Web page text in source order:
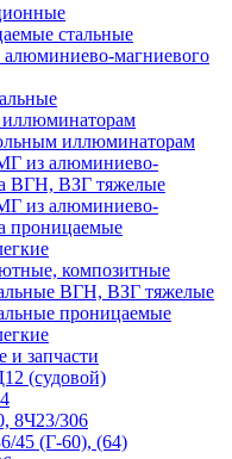
стальные
магниевого
иллюминаторам
из алюминиево-
ВГН, ВЗГ тяжелые
из алюминиево-
проницаемые
композитные
ВГН, ВЗГ тяжелые
проницаемые
и запчасти
(судовой)
8Ч23/306
45 (Г-60), (64)